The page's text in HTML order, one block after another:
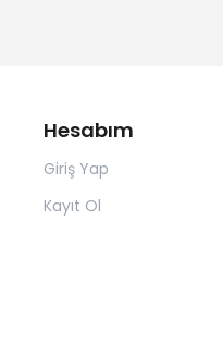
Hesabım
Giriş Yap
Kayıt Ol